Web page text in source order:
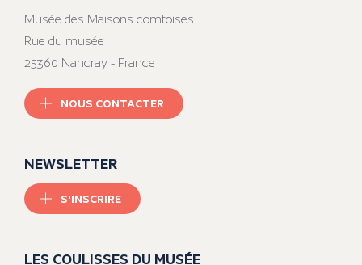
Musée des Maisons comtoises
Rue du musée
25360 Nancray - France
NOUS CONTACTER
NEWSLETTER
S'INSCRIRE
LES COULISSES DU MUSÉE